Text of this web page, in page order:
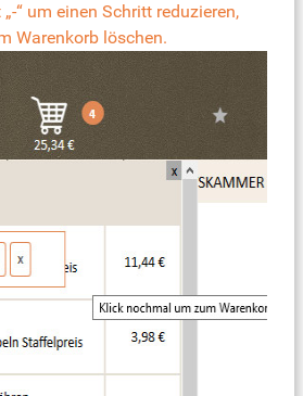
“ um einen Schritt reduzieren,
Warenkorb löschen.